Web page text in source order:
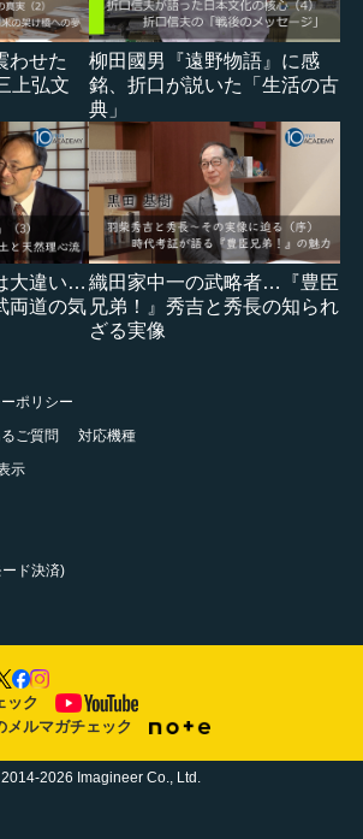
わせた
上弘文
柳田國男『遠野物語』に感
銘、折口が説いた「生活の古
典」
大違い…
両道の気
織田家中一の武略者…『豊臣
兄弟！』秀吉と秀長の知られ
ざる実像
ポリシー
ご質問
対応機種
示
ド決済)
ック
メルマガチェック
2026 Imagineer Co., Ltd.